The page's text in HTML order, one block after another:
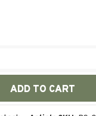
price: